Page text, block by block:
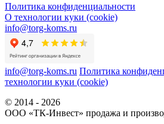
Политика конфиденциальности
О технологии куки (cookie)
info@torg-koms.ru
info@torg-koms.ru Политика
технологии куки (cookie)
© 2014 - 2026
ООО «ТК-Инвест» продажа и